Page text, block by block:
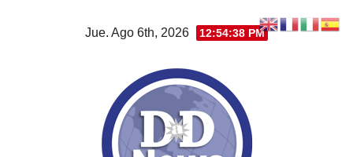
Jue. Ago 6th, 2026 12:54:39 PM